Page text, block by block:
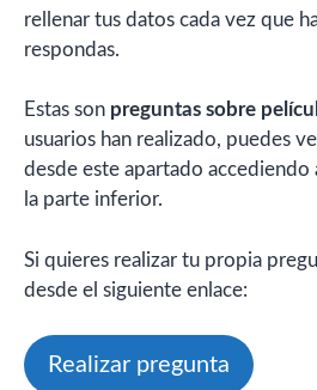
rellenar tus datos cada vez que
respondas.
Estas son preguntas sobre
usuarios han realizado, puedes
desde este apartado accediendo
la parte inferior.
Si quieres realizar tu propia
desde el siguiente enlace:
Realizar pregunta